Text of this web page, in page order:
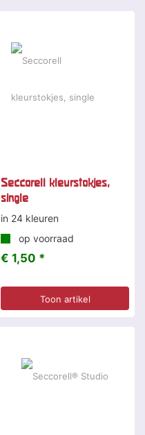
Seccorell kleurstokjes,
single
in 24 kleuren
op voorraad
€ 1,50 *
Toon artikel